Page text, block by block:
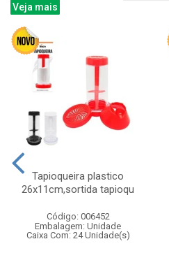
Veja mais
Tapioqueira plastico
26x11cm,sortida tapioqu
Código: 006452
Embalagem: Unidade
Caixa Com: 24 Unidade(s)